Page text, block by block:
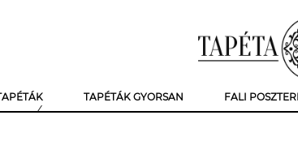
TAPÉTÁK GYORSAN FALI